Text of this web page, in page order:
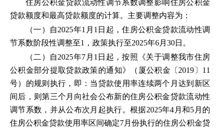
住房公积金贷款流动性调节系数调整影响住房公积金
贷款额度和最高贷款额度的计算。主要调整内容为：
（一）自2025年1月1日起，住房公积金贷款流动性调
节系数阶段性调整至1，政策执行至2025年6月30日。
（二）自2025年7月1日起，按照《关于调整我市住房
公积金部分提取贷款政策的通知》（厦公积金〔2019〕11
号）的规则执行，即：当贷款使用率连续两个月达到新区
间后，则第三个月向社会公布新的住房公积金贷款流动性
调节系数，并从公布次月起执行。根据2025年4月和5月的
住房公积金贷款使用率区间确定7月份执行的住房公积金贷